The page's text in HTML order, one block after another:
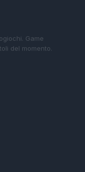
Game
del momento.